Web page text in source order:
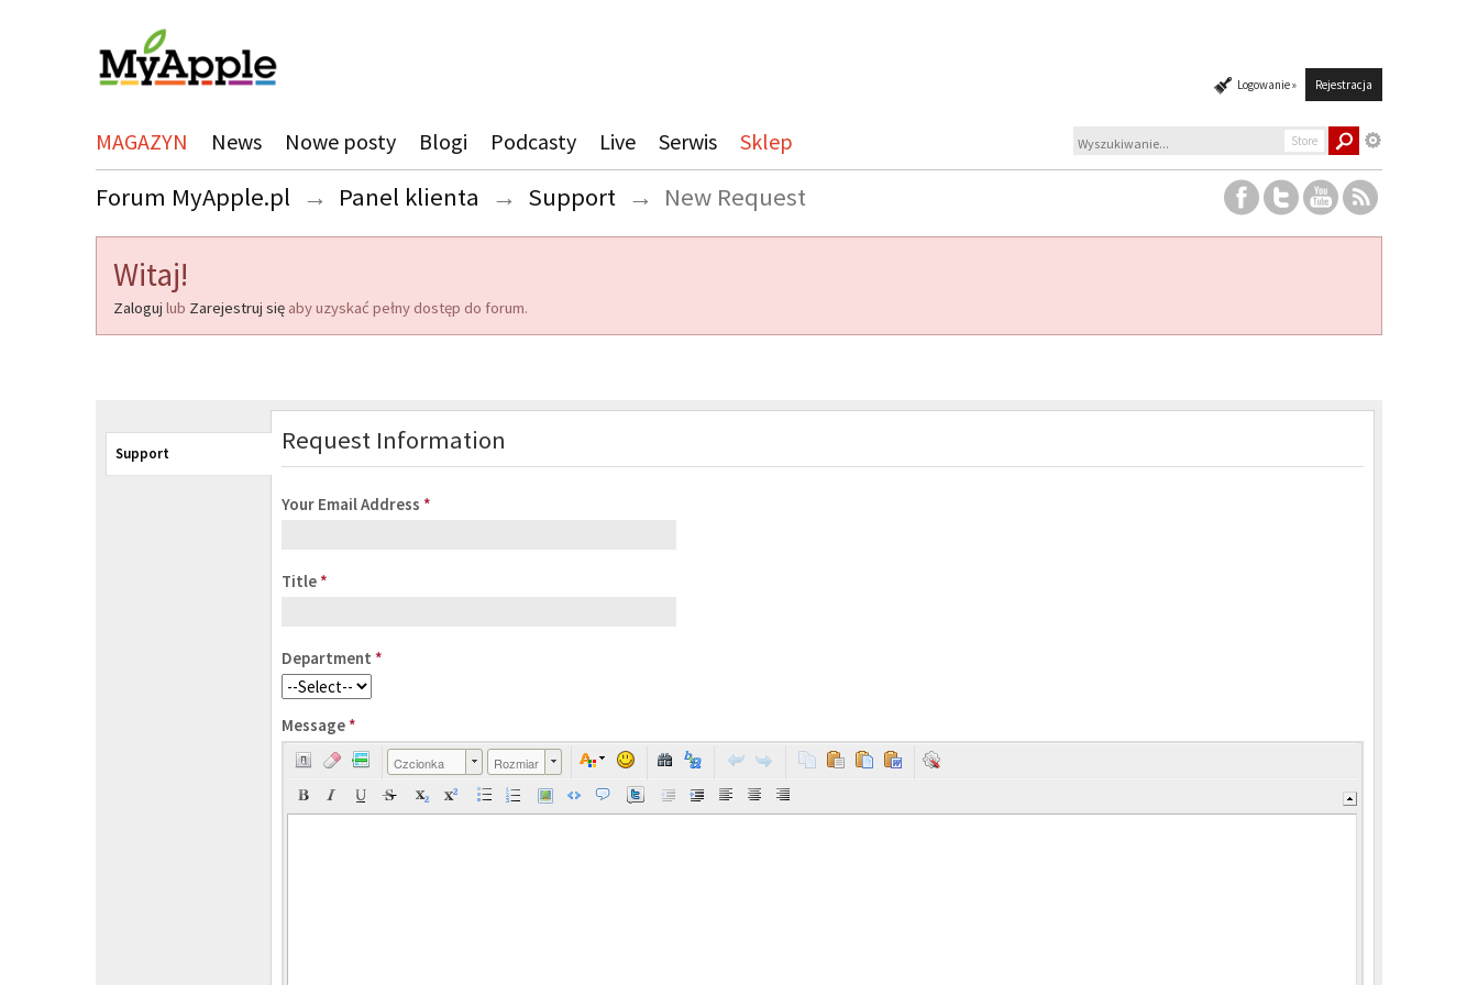
Logowanie » Rejestracja
MAGAZYN News Nowe posty Blogi Podcasty Live Serwis Sklep Store
Forum MyApple.pl → Panel klienta → Support → New Request
Witaj!
Zaloguj lub Zarejestruj się aby uzyskać pełny dostęp do forum.
Support Request Information
Your Email Address *
Title *
Department *
Message *
Czcionka Rozmiar